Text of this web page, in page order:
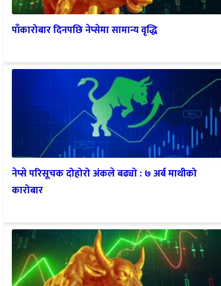
पाँकारोबार दिनपछि नेप्सेमा सामान्य वृद्धि
नेप्से परिसूचक दोहोरो अंकले बढ्यो : ७ अर्ब माथीको
कारोबार